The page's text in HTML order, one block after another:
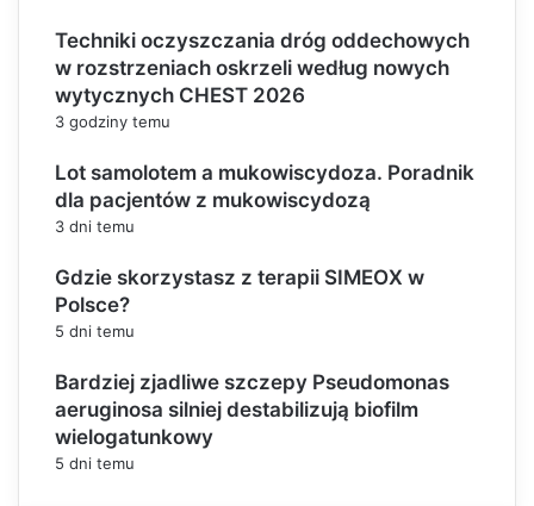
Techniki oczyszczania dróg oddechowych
w rozstrzeniach oskrzeli według nowych
wytycznych CHEST 2026
3 godziny temu
Lot samolotem a mukowiscydoza. Poradnik
dla pacjentów z mukowiscydozą
3 dni temu
Gdzie skorzystasz z terapii SIMEOX w
Polsce?
5 dni temu
Bardziej zjadliwe szczepy Pseudomonas
aeruginosa silniej destabilizują biofilm
wielogatunkowy
5 dni temu